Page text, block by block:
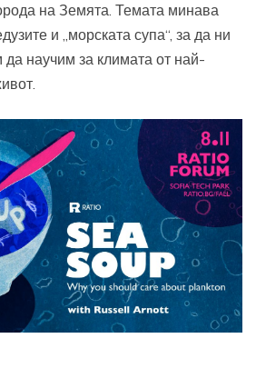
на Земята. Темата минава
и „морската супа“, за да ни
научим за климата от най-